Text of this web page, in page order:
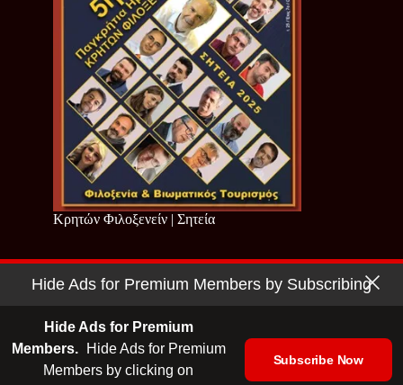
Κρητών Φιλοξενείν | Σητεία
Copyright © 2026 - Cretan Business | Κρητών Επιχειρείν
Hide Ads for Premium Members by Subscribing
Hide Ads for Premium
Members.
Hide Ads for Premium
Members by clicking on
Subscribe Now